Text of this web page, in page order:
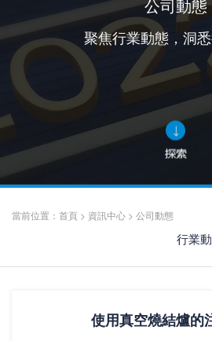
公司動態
聚焦行業動態，洞
當前位置： 首頁 > 資訊中心 > 公司動態
行業
使用真空燒結爐的